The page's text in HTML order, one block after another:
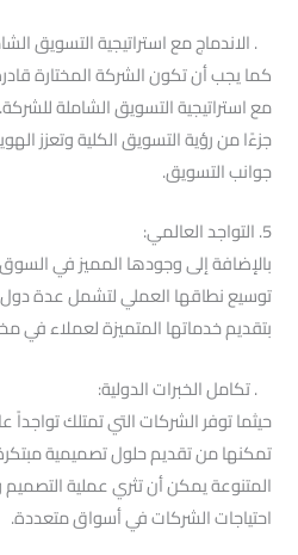
. الاندماج مع استراتيجية التسويق
كما يجب أن تكون الشركة المختارة
مع استراتيجية التسويق الشاملة
جزءًا من رؤية التسويق الكلية وتعزز
جوانب التسويق.
5. التواجد العالمي:
بالإضافة إلى وجودها المميز في
توسيع نطاقها العملي لتشمل عدة
بتقديم خدماتها المتميزة لعملاء في
. تكامل الخبرات الدولية:
حيثما توفر الشركات التي تمتلك
تمكنها من تقديم حلول تصميمية
المتنوعة يمكن أن تثري عملية
احتياجات الشركات في أسواق متعددة.